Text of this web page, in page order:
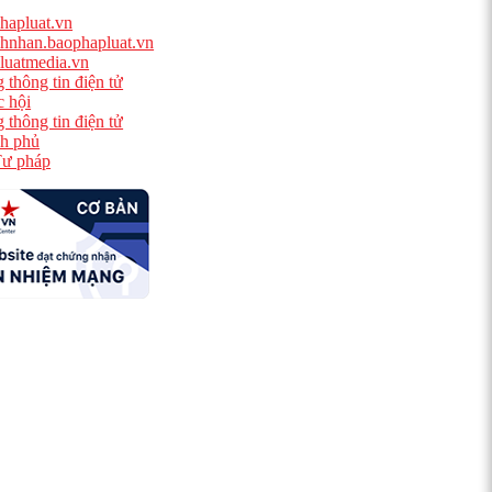
thông tin điện tử
hội
thông tin điện tử
phủ
pháp